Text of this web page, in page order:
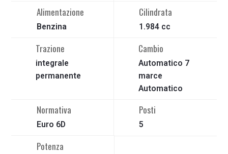
Alimentazione
Benzina
Cilindrata
1.984 cc
Trazione
integrale
permanente
Cambio
Automatico 7
marce
Automatico
Normativa
Euro 6D
Posti
5
Potenza